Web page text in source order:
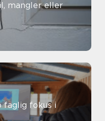
mangler eller
i